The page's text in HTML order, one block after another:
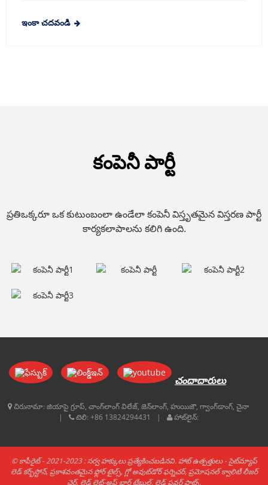
ఇంకా చదవండి
కంపెనీ పార్టీ
ప్రతిఒక్కరూ ఒక కుటుంబంలా ఉండేలా కంపెనీ విస్తృతమైన విస్తరణ పార్టీ
కార్యకలాపాలను కలిగి ఉంది.
చందాదారులు
చిరునామా: జియాపై గ్రూప్, చాంగ్‌లాంగ్ విలేజ్, జెన్‌లాంగ్, హుయిజౌ, గ్వాంగ్‌డాంగ్, చైనా
టెలి: +86 13824294431 హాట్‌లైన్:
© కాపీరైట్ - 2021-2023 : సర్వ హక్కులు ప్రత్యేకించబడినవి. హాట్ ఉత్పత్తులు-సైట్‌మ్యాప్
లెడ్ కర్బ్‌స్టోన్,ప్రకాశవంతమైన ఫ్లోర్ టైల్స్, గ్లో అవుట్‌డోర్ ఫర్నిచర్,ప్రమోషనల్ క్వాలిటీ లీజర్
చైర్, లెడ్ లైట్-అప్ బార్ టేబుల్, లెడ్ ఫ్లవర్ పాట్స్,